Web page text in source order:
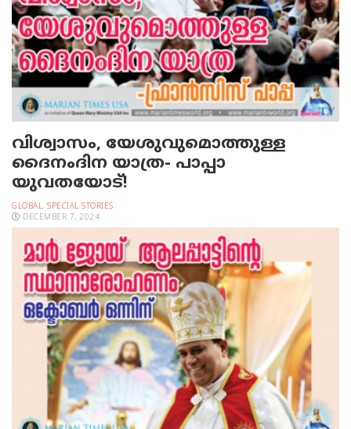
വിശ്വാസം, യേശുവുമൊത്തുള്ള
ദൈനംദിന യാത്ര- പാപ്പാ
യുവതയോട്!
GLOBAL, SPECIAL STORIES
DECEMBER 7, 2024